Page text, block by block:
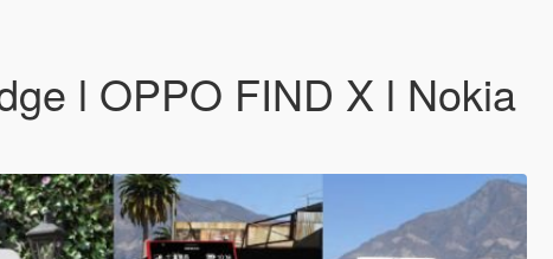
l OPPO FIND X l Nokia